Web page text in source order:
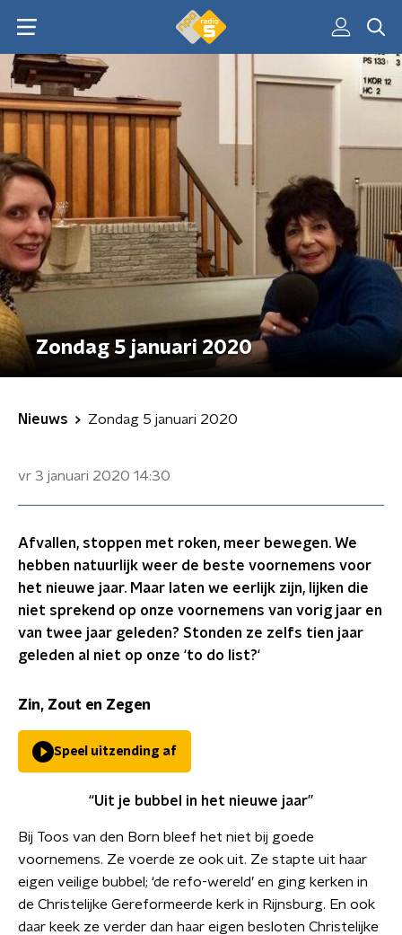
Zondag 5 januari 2020
Nieuws Zondag 5 januari 2020
vr 3 januari 2020 14:30
Afvallen, stoppen met roken, meer bewegen. We
hebben natuurlijk weer de beste voornemens voor
het nieuwe jaar. Maar laten we eerlijk zijn, lijken die
niet sprekend op onze voornemens van vorig jaar en
van twee jaar geleden? Stonden ze zelfs tien jaar
geleden al niet op onze ‘to do list?‘
Zin, Zout en Zegen
Speel uitzending af
“Uit je bubbel in het nieuwe jaar”
Bij Toos van den Born bleef het niet bij goede
voornemens. Ze voerde ze ook uit. Ze stapte uit haar
eigen veilige bubbel; ‘de refo-wereld’ en ging kerken in
de Christelijke Gereformeerde kerk in Rijnsburg. En ook
daar keek ze verder dan haar eigen besloten Christelijke